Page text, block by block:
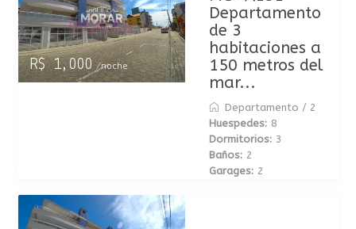
R$ 1,000/noche
Departamento
de 3
habitaciones a
150 metros del
mar...
Departamento / 2
Huespedes: 8
Dormitorios: 3
Baños: 2
Garages: 2